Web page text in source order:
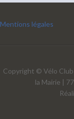
Mentions légales
Copyright © Vélo Club
la Mairie |